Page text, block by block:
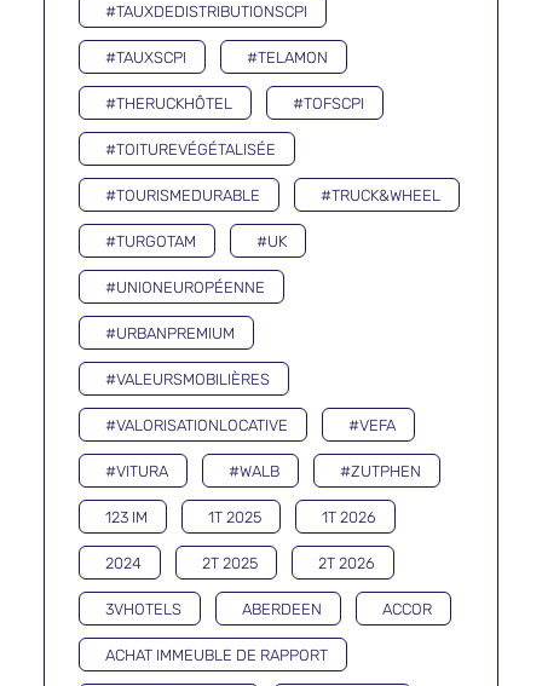
#TAUXDEDISTRIBUTIONSCPI
#TAUXSCPI #TELAMON
#THERUCKHÔTEL #TOFSCPI
#TOITUREVÉGÉTALISÉE
#TOURISMEDURABLE #TRUCK&WHEEL
#TURGOTAM #UK
#UNIONEUROPÉENNE
#URBANPREMIUM
#VALEURSMOBILIÈRES
#VALORISATIONLOCATIVE #VEFA
#VITURA #WALB #ZUTPHEN
123 IM 1T 2025 1T 2026
2024 2T 2025 2T 2026
3VHOTELS ABERDEEN ACCOR
ACHAT IMMEUBLE DE RAPPORT